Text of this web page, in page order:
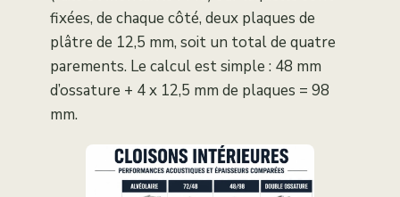
fixées, de chaque côté, deux plaques de
plâtre de 12,5 mm, soit un total de quatre
parements. Le calcul est simple : 48 mm
d’ossature + 4 x 12,5 mm de plaques = 98
mm.